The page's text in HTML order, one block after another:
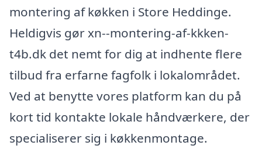
montering af køkken i Store Heddinge.
Heldigvis gør xn--montering-af-kkken-
t4b.dk det nemt for dig at indhente flere
tilbud fra erfarne fagfolk i lokalområdet.
Ved at benytte vores platform kan du på
kort tid kontakte lokale håndværkere, der
specialiserer sig i køkkenmontage.